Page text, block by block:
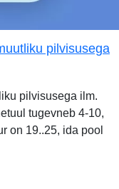
pilvisusega
pilvisusega ilm.
tugevneb 4-10,
on 19..25, ida pool